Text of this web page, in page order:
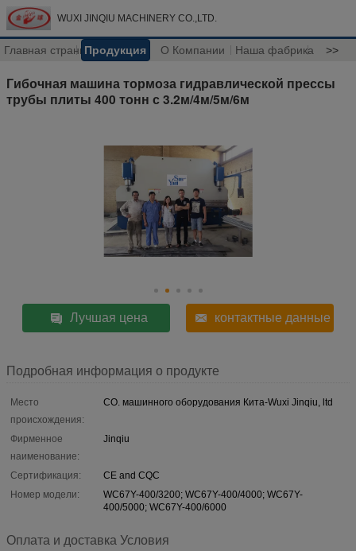
WUXI JINQIU MACHINERY CO.,LTD.
Главная страницаПродукция О Компании Наша фабрика >>
Гибочная машина тормоза гидравлической прессы
трубы плиты 400 тонн с 3.2м/4м/5м/6м
Лучшая цена контактные данные
Подробная информация о продукте
Место
происхождения:
CO. машинного оборудования Кита-Wuxi Jinqiu, ltd
Фирменное
наименование:
Jinqiu
Сертификация:
CE and CQC
Номер модели:
WC67Y-400/3200; WC67Y-400/4000; WC67Y-
400/5000; WC67Y-400/6000
Оплата и доставка Условия